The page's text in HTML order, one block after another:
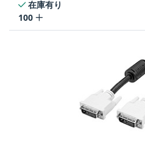
在庫有り
100